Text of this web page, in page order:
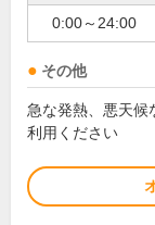
0:00～24:00
その他
急な発熱、悪天候
利用ください